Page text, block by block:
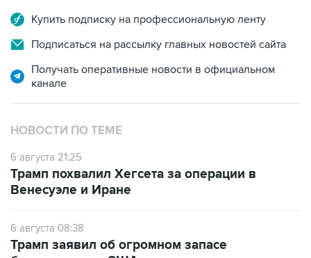
Купить подписку на профессиональную ленту
Подписаться на рассылку главных новостей сайта
Получать оперативные новости в официальном
канале
НОВОСТИ ПО ТЕМЕ
6 августа 21:25
Трамп похвалил Хегсета за операции в
Венесуэле и Иране
6 августа 08:38
Трамп заявил об огромном запасе